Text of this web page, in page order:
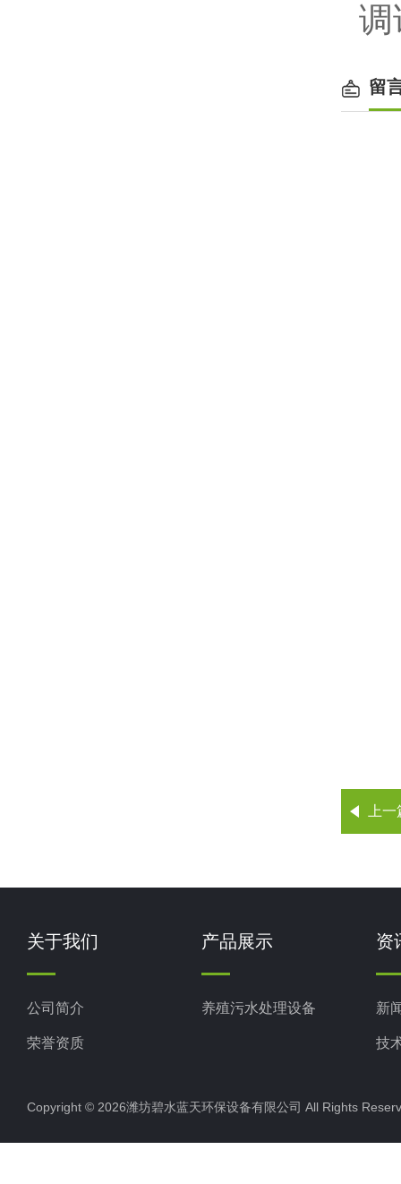
调
留
上
关于我们
公司简介
荣誉资质
产品展示
养殖污水处理设备
资
新
技
Copyright © 2026潍坊碧水蓝天环保设备有限公司 All Rights